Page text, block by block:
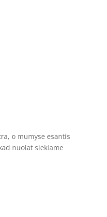
o mumyse esantis
nuolat siekiame